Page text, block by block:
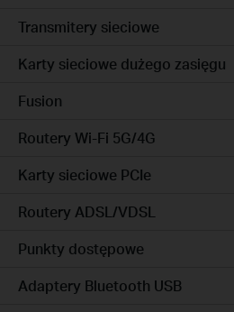
Transmitery sieciowe
Karty sieciowe dużego zasięgu
Fusion
Routery Wi-Fi 5G/4G
Karty sieciowe PCIe
Routery ADSL/VDSL
Punkty dostępowe
Adaptery Bluetooth USB